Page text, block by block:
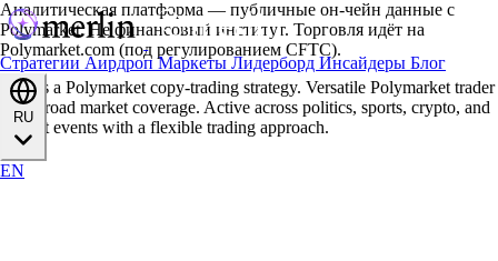
Стратегии АирдропМаркеты Лидерборд Инсайдеры Блог
EN
Аналитическая платформа — публичные он-чейн данные с
Polymarket. Не финансовый институт. Торговля идёт на
Polymarket.com (под регулированием CFTC).
euan is a Polymarket copy-trading strategy. Versatile Polymarket trader
with broad market coverage. Active across politics, sports, crypto, and
current events with a flexible trading approach.